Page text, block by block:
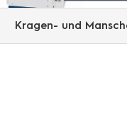
Kragen- und